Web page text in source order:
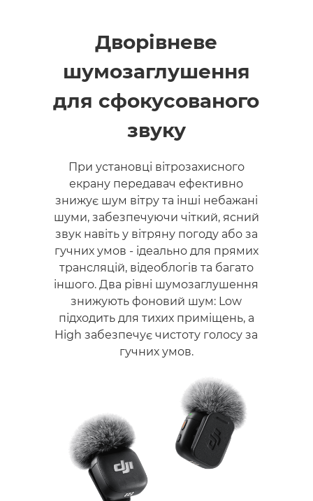
Дворівневе
шумозаглушення
для сфокусованого
звуку
При установці вітрозахисного
екрану передавач ефективно
знижує шум вітру та інші небажані
шуми, забезпечуючи чіткий, ясний
звук навіть у вітряну погоду або за
гучних умов - ідеально для прямих
трансляцій, відеоблогів та багато
іншого. Два рівні шумозаглушення
знижують фоновий шум: Low
підходить для тихих приміщень, а
High забезпечує чистоту голосу за
гучних умов.